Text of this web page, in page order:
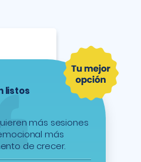
listos
más sesiones
más
de crecer.